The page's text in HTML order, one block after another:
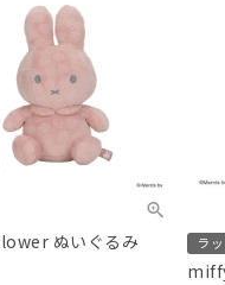
ぬいぐるみ
ラ